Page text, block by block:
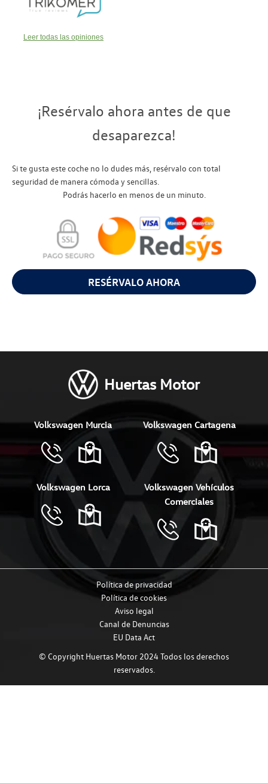
Leer todas las opiniones
¡Resérvalo ahora antes de que
desaparezca!
Si te gusta este coche no lo dudes más, resérvalo con total
seguridad de manera cómoda y sencillas.
Podrás hacerlo en menos de un minuto.
RESÉRVALO AHORA
Huertas Motor
Volkswagen Murcia Volkswagen Cartagena
Volkswagen Lorca
Volkswagen Vehículos
Comerciales
© Copyright Huertas Motor 2024 Todos los derechos
reservados.
Política de privacidad
Política de cookies
Aviso legal
Canal de Denuncias
EU Data Act